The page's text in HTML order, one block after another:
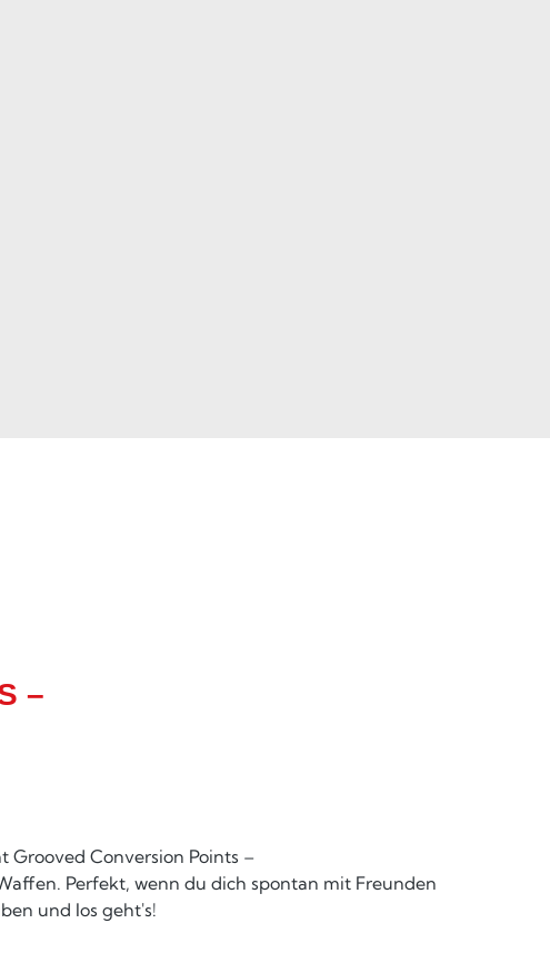
–
Grooved Conversion Points –
Perfekt, wenn du dich spontan mit Freunden
und los geht's!